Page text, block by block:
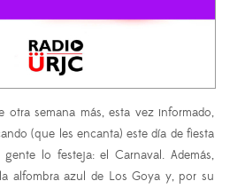
otra semana más, esta vez informado,
(que les encanta) este día de fiesta
lo festeja: el Carnaval. Además,
alfombra azul de Los Goya y, por su